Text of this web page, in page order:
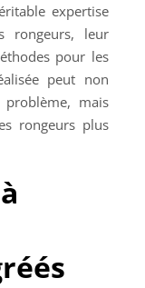
expertise
rongeurs, leur
pour les
peut non
mais
rongeurs plus